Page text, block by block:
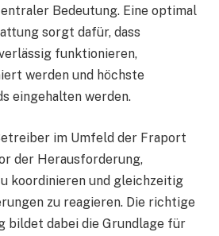
Bedeutung. Eine optimal
sorgt dafür, dass
funktionieren,
werden und höchste
eingehalten werden.
im Umfeld der Fraport
der Herausforderung,
koordinieren und gleichzeitig
zu reagieren. Die richtige
bildet dabei die Grundlage für